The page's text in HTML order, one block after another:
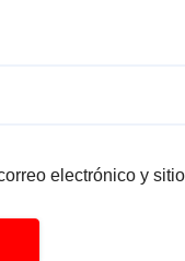
electrónico y